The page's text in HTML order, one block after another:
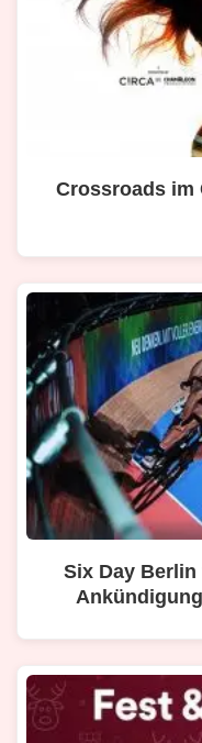
Crossroads im
Six Day Berlin